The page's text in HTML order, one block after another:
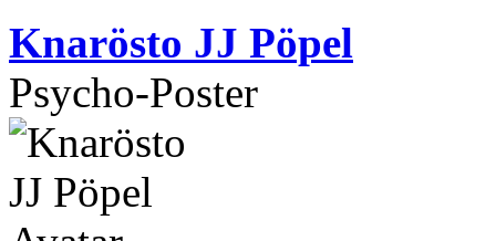
Knarösto JJ Pöpel
Psycho-Poster